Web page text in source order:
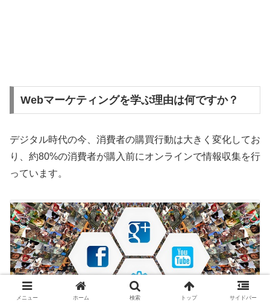
Webマーケティングを学ぶ理由は何ですか？
デジタル時代の今、消費者の購買行動は大きく変化してお
り、約80%の消費者が購入前にオンラインで情報収集を行
っています。
メニュー ホーム 検索 トップ サイドバー